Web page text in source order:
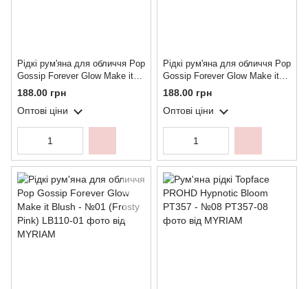
Рідкі рум'яна для обличчя Pop
Gossip Forever Glow Make it
Blush - №03 (Rosy Glow)
188.00 грн
Оптові ціни
Рідкі рум'яна для обличчя Pop
Gossip Forever Glow Make it
Blush - №02 (Peach Fizz)
188.00 грн
Оптові ціни